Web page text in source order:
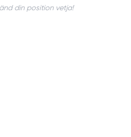
din position vetja!